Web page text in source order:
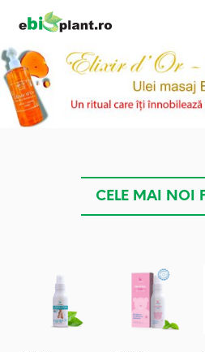
CELE MAI NOI